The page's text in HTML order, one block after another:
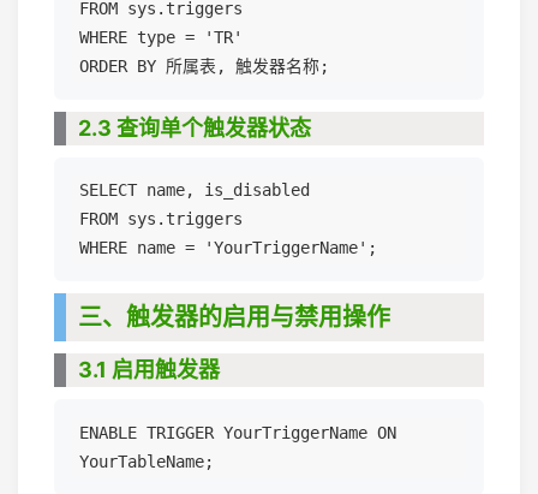
FROM sys.triggers
WHERE type = 'TR'
2.3 查询单个触发器状态
SELECT name, is_disabled
FROM sys.triggers
三、触发器的启用与禁用操作
3.1 启用触发器
ENABLE TRIGGER YourTriggerName ON